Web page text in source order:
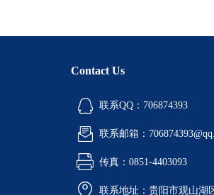
Contact Us
联系QQ：706874393
联系邮箱：
传真：0851-4403093
联系地址：贵阳市观山湖